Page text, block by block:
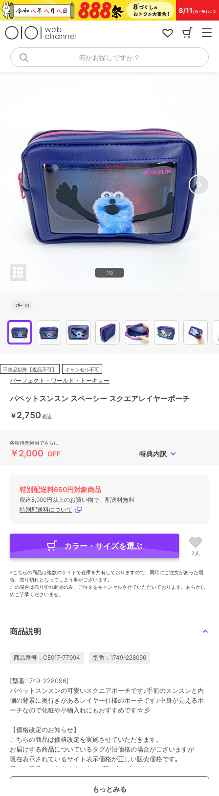
コ
ン
何かお探しですか？
1/9
ﾌﾘｰ ○
不良品以外【返品不可】 キャンセル不可
パーフェクト・ワールド・トーキョー
パペットスンスン スペーシー スクエアレイヤーポーチ
￥2,750 税込
各種特典利用でさらに
￥2,000 OFF 特典内訳
特別配送料650円対象商品
税込8,000円以上のお買い物で、配送料無料
特別配送料について
カラー・サイズを選ぶ
7人
※こちらの商品は複数のサイトで在庫を共有しておりますので、同時にご注文があった場
合、売り切れとなってしまう事がございます。
この場合は売り切れ商品のみ、ご注文をキャンセルさせていただいております。あらかじ
めご了承くださいませ。
商品説明
商品番号：CE017-77994 型番：1749-228096
[型番:1749-228096]
パペットスンスンの可愛いスクエアポーチです♪手前のスンスンと内
側の背景に奥行きがあるレイヤー仕様のポーチです♪中身が見えるポ
ーチなので化粧や小物入れにもおすすめです☆彡
【価格改定のお知らせ】
こちらの商品は価格改定を実施させていただきます。
お届けする商品についているタグが旧価格の場合がございますが
現在表示されているサイト表示価格が正しい販売価格です｡
予めご了承いただきますよう､お願い申し上げます｡
この商品は、不良品のみ返品を承ります